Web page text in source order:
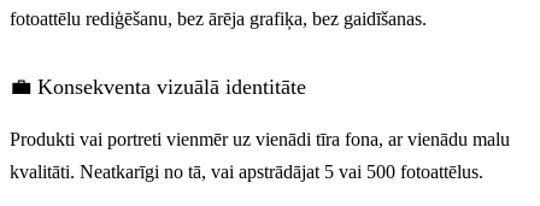
fotoattēlu rediģēšanu, bez ārēja grafiķa, bez gaidīšanas.
💼 Konsekventa vizuālā identitāte
Produkti vai portreti vienmēr uz vienādi tīra fona, ar vienādu malu
kvalitāti. Neatkarīgi no tā, vai apstrādājat 5 vai 500 fotoattēlus.